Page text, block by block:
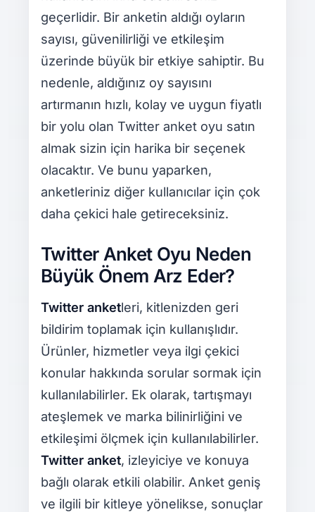
geçerlidir. Bir anketin aldığı oyların
sayısı, güvenilirliği ve etkileşim
üzerinde büyük bir etkiye sahiptir. Bu
nedenle, aldığınız oy sayısını
artırmanın hızlı, kolay ve uygun fiyatlı
bir yolu olan Twitter anket oyu satın
almak sizin için harika bir seçenek
olacaktır. Ve bunu yaparken,
anketleriniz diğer kullanıcılar için çok
daha çekici hale getireceksiniz.
Twitter Anket Oyu Neden
Büyük Önem Arz Eder?
Twitter anketleri, kitlenizden geri
bildirim toplamak için kullanışlıdır.
Ürünler, hizmetler veya ilgi çekici
konular hakkında sorular sormak için
kullanılabilirler. Ek olarak, tartışmayı
ateşlemek ve marka bilinirliğini ve
etkileşimi ölçmek için kullanılabilirler.
Twitter anket, izleyiciye ve konuya
bağlı olarak etkili olabilir. Anket geniş
ve ilgili bir kitleye yönelikse, sonuçlar